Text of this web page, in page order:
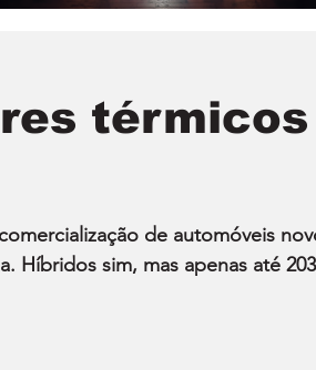
térmicos
de automóveis
Híbridos sim, mas apenas até